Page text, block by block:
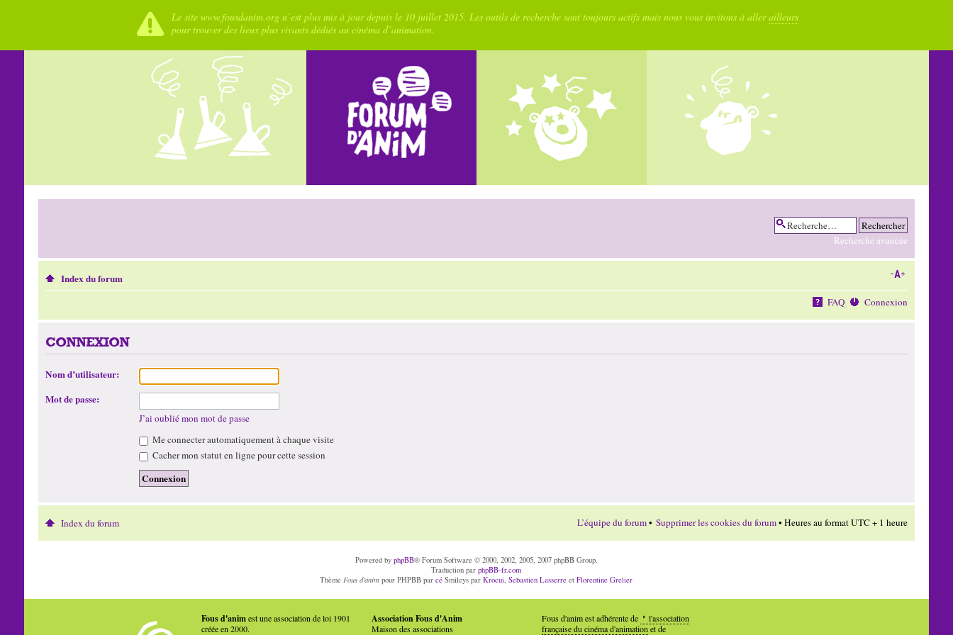
Le site www.fousdanim.org n’est plus mis à jour depuis le 10 juillet 2015. Les outils de recherche sont toujours actifs mais nous vous invitons à allerailleurs
pour trouver des lieux plus vivants dédiés au cinéma d’animation.
Recherche avancée
Index du forum
FAQ Connexion
CONNEXION
Nom d’utilisateur:
Mot de passe:
J’ai oublié mon mot de passe
Me connecter automatiquement à chaque visite
Cacher mon statut en ligne pour cette session
Index du forum L’équipe du forum• Supprimer les cookies du forum• Heures au format UTC + 1 heure
Powered by phpBB® Forum Software © 2000, 2002, 2005, 2007 phpBB Group.
Traduction parphpBB-fr.com
Thème Fous d'anim pour PHPBB parcé Smileys parKrocui ,Sebastien Lasserre etFlorentine Grelier
Fous d'animest une association de loi 1901
créée en 2000.
Association Fous d'Anim
Maison des associations
Fous d'anim est adhérente de
l'association
française du cinéma d'animation et de